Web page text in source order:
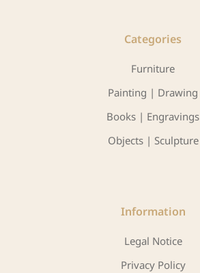
Categories
Furniture
Painting | Drawing
Books | Engravings
Objects | Sculpture
Information
Legal Notice
Privacy Policy